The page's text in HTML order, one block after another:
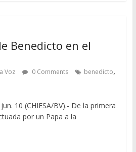
Benedicto en el
Voz 0 Comments benedicto,
10 (CHIESA/BV).- De la primera
por un Papa a la